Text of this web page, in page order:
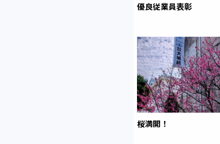
優良従業員表彰
桜満開！